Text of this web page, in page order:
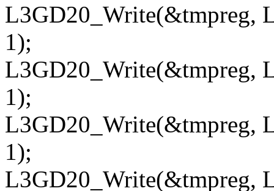
L3GD20_Write(&tmpreg,
1);
L3GD20_Write(&tmpreg,
1);
L3GD20_Write(&tmpreg,
1);
L3GD20_Write(&tmpreg,